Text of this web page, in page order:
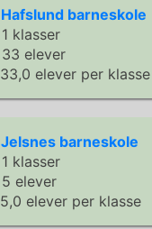
Hafslund barneskole
1 klasser
33 elever
33,0 elever per klasse
Jelsnes barneskole
1 klasser
5 elever
5,0 elever per klasse